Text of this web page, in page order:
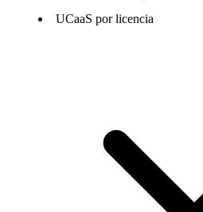
UCaaS por licencia